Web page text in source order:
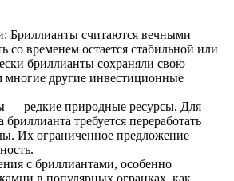
Бриллианты считаются вечными
со временем остается стабильной или
бриллианты сохраняли свою
многие другие инвестиционные
— редкие природные ресурсы. Для
требуется переработать
Их ограниченное предложение
с бриллиантами, особенно
в популярных огранках, как